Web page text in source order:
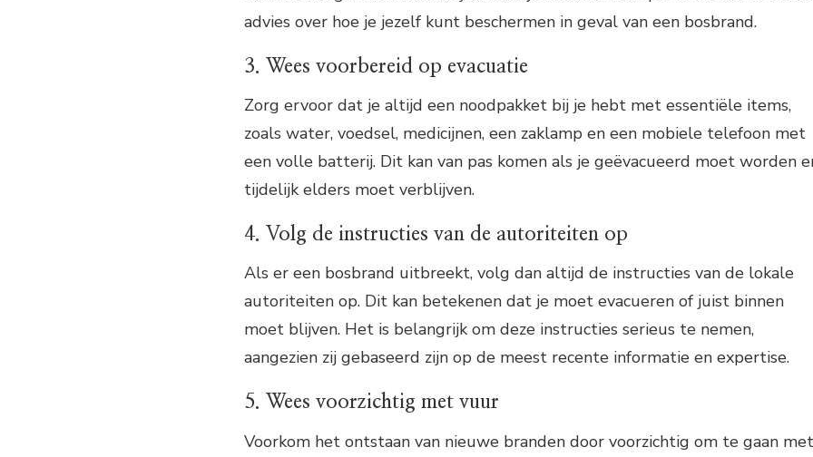
advies over hoe je jezelf kunt beschermen in geval van een bosbrand.
3. Wees voorbereid op evacuatie
Zorg ervoor dat je altijd een noodpakket bij je hebt met essentiële items,
zoals water, voedsel, medicijnen, een zaklamp en een mobiele telefoon met
een volle batterij. Dit kan van pas komen als je geëvacueerd moet worden
tijdelijk elders moet verblijven.
4. Volg de instructies van de autoriteiten op
Als er een bosbrand uitbreekt, volg dan altijd de instructies van de lokale
autoriteiten op. Dit kan betekenen dat je moet evacueren of juist binnen
moet blijven. Het is belangrijk om deze instructies serieus te nemen,
aangezien zij gebaseerd zijn op de meest recente informatie en expertise.
5. Wees voorzichtig met vuur
Voorkom het ontstaan van nieuwe branden door voorzichtig om te gaan met